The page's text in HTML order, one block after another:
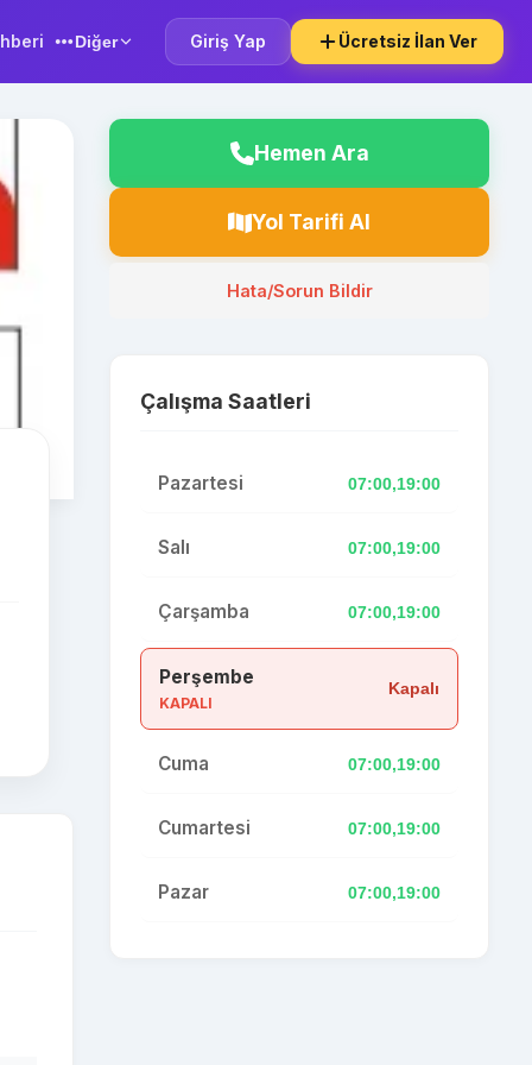
Diğer Giriş Yap Ücretsiz İlan Ver
Hemen Ara
Yol Tarifi Al
Hata/Sorun Bildir
Çalışma Saatleri
Pazartesi 07:00,19:00
Salı 07:00,19:00
Çarşamba 07:00,19:00
Perşembe
KAPALI
Kapalı
Cuma 07:00,19:00
Cumartesi 07:00,19:00
Pazar 07:00,19:00